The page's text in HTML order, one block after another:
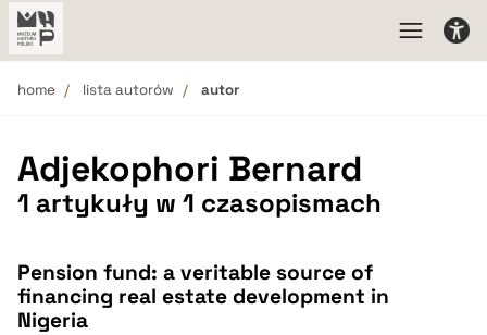
home lista autorów autor
Adjekophori Bernard
1 artykuły w 1 czasopismach
Pension fund: a veritable source of
financing real estate development in
Nigeria